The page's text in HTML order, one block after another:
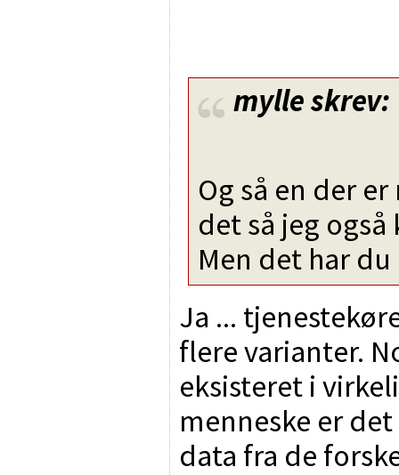
mylleskrev:
Og så en der
det så jeg
Men det har
Ja ...
flere varianter.
eksisteret i
menneske er
data fra de